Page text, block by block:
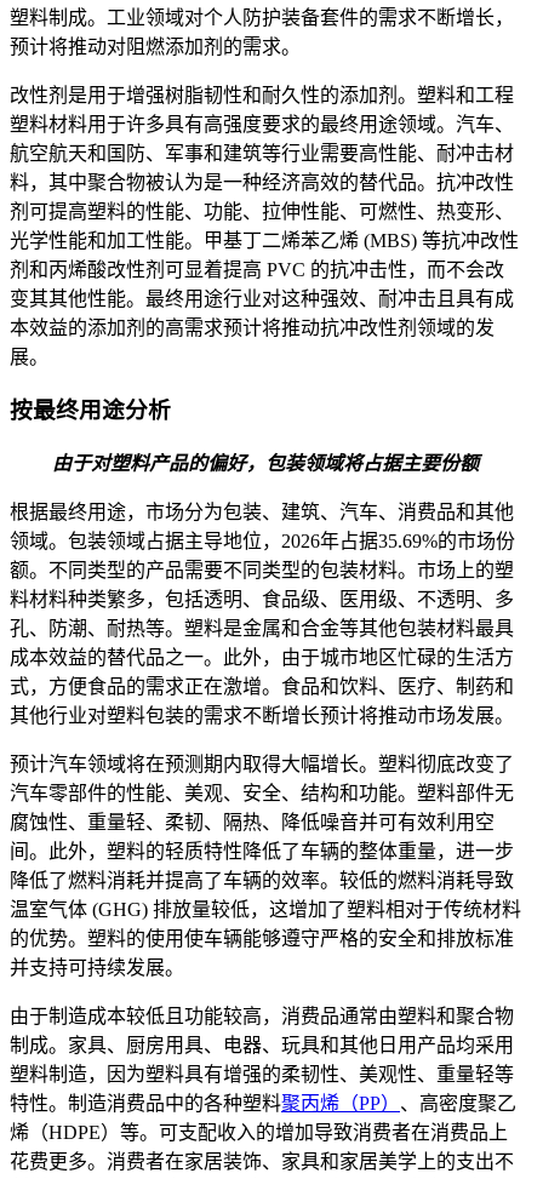
塑料制成。工业领域对个人防护装备套件的需求不断增长，
预计将推动对阻燃添加剂的需求。
改性剂是用于增强树脂韧性和耐久性的添加剂。塑料和工程
塑料材料用于许多具有高强度要求的最终用途领域。汽车、
航空航天和国防、军事和建筑等行业需要高性能、耐冲击材
料，其中聚合物被认为是一种经济高效的替代品。抗冲改性
剂可提高塑料的性能、功能、拉伸性能、可燃性、热变形、
光学性能和加工性能。甲基丁二烯苯乙烯 (MBS) 等抗冲改性
剂和丙烯酸改性剂可显着提高 PVC 的抗冲击性，而不会改
变其其他性能。最终用途行业对这种强效、耐冲击且具有成
本效益的添加剂的高需求预计将推动抗冲改性剂领域的发
展。
按最终用途分析
由于对塑料产品的偏好，包装领域将占据主要份额
根据最终用途，市场分为包装、建筑、汽车、消费品和其他
领域。包装领域占据主导地位，2026年占据35.69%的市场份
额。不同类型的产品需要不同类型的包装材料。市场上的塑
料材料种类繁多，包括透明、食品级、医用级、不透明、多
孔、防潮、耐热等。塑料是金属和合金等其他包装材料最具
成本效益的替代品之一。此外，由于城市地区忙碌的生活方
式，方便食品的需求正在激增。食品和饮料、医疗、制药和
其他行业对塑料包装的需求不断增长预计将推动市场发展。
预计汽车领域将在预测期内取得大幅增长。塑料彻底改变了
汽车零部件的性能、美观、安全、结构和功能。塑料部件无
腐蚀性、重量轻、柔韧、隔热、降低噪音并可有效利用空
间。此外，塑料的轻质特性降低了车辆的整体重量，进一步
降低了燃料消耗并提高了车辆的效率。较低的燃料消耗导致
温室气体 (GHG) 排放量较低，这增加了塑料相对于传统材料
的优势。塑料的使用使车辆能够遵守严格的安全和排放标准
并支持可持续发展。
由于制造成本较低且功能较高，消费品通常由塑料和聚合物
制成。家具、厨房用具、电器、玩具和其他日用产品均采用
塑料制造，因为塑料具有增强的柔韧性、美观性、重量轻等
特性。制造消费品中的各种塑料聚丙烯（PP） 、高密度聚乙
烯（HDPE）等。可支配收入的增加导致消费者在消费品上
花费更多。消费者在家居装饰、家具和家居美学上的支出不